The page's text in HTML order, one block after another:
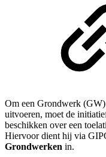
Om een Grondwerk
uitvoeren, moet de
beschikken over een
Hiervoor dient hij via
Grondwerken in.